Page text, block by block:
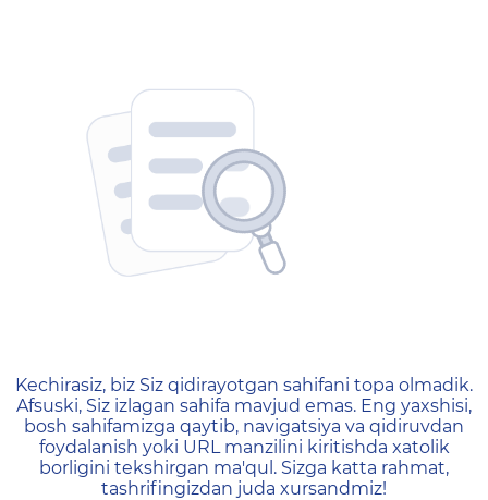
404 — Страница не
Kechirasiz, biz Siz qidirayotgan sahifani topa olmadik.
Afsuski, Siz izlagan sahifa mavjud emas. Eng yaxshisi,
bosh sahifamizga qaytib, navigatsiya va qidiruvdan
foydalanish yoki URL manzilini kiritishda xatolik
borligini tekshirgan ma'qul. Sizga katta rahmat,
tashrifingizdan juda xursandmiz!